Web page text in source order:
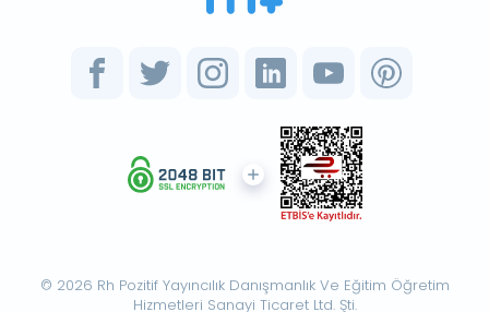
© 2026 Rh Pozitif Yayıncılık Danışmanlık Ve Eğitim Öğretim
Hizmetleri Sanayi Ticaret Ltd. Şti.